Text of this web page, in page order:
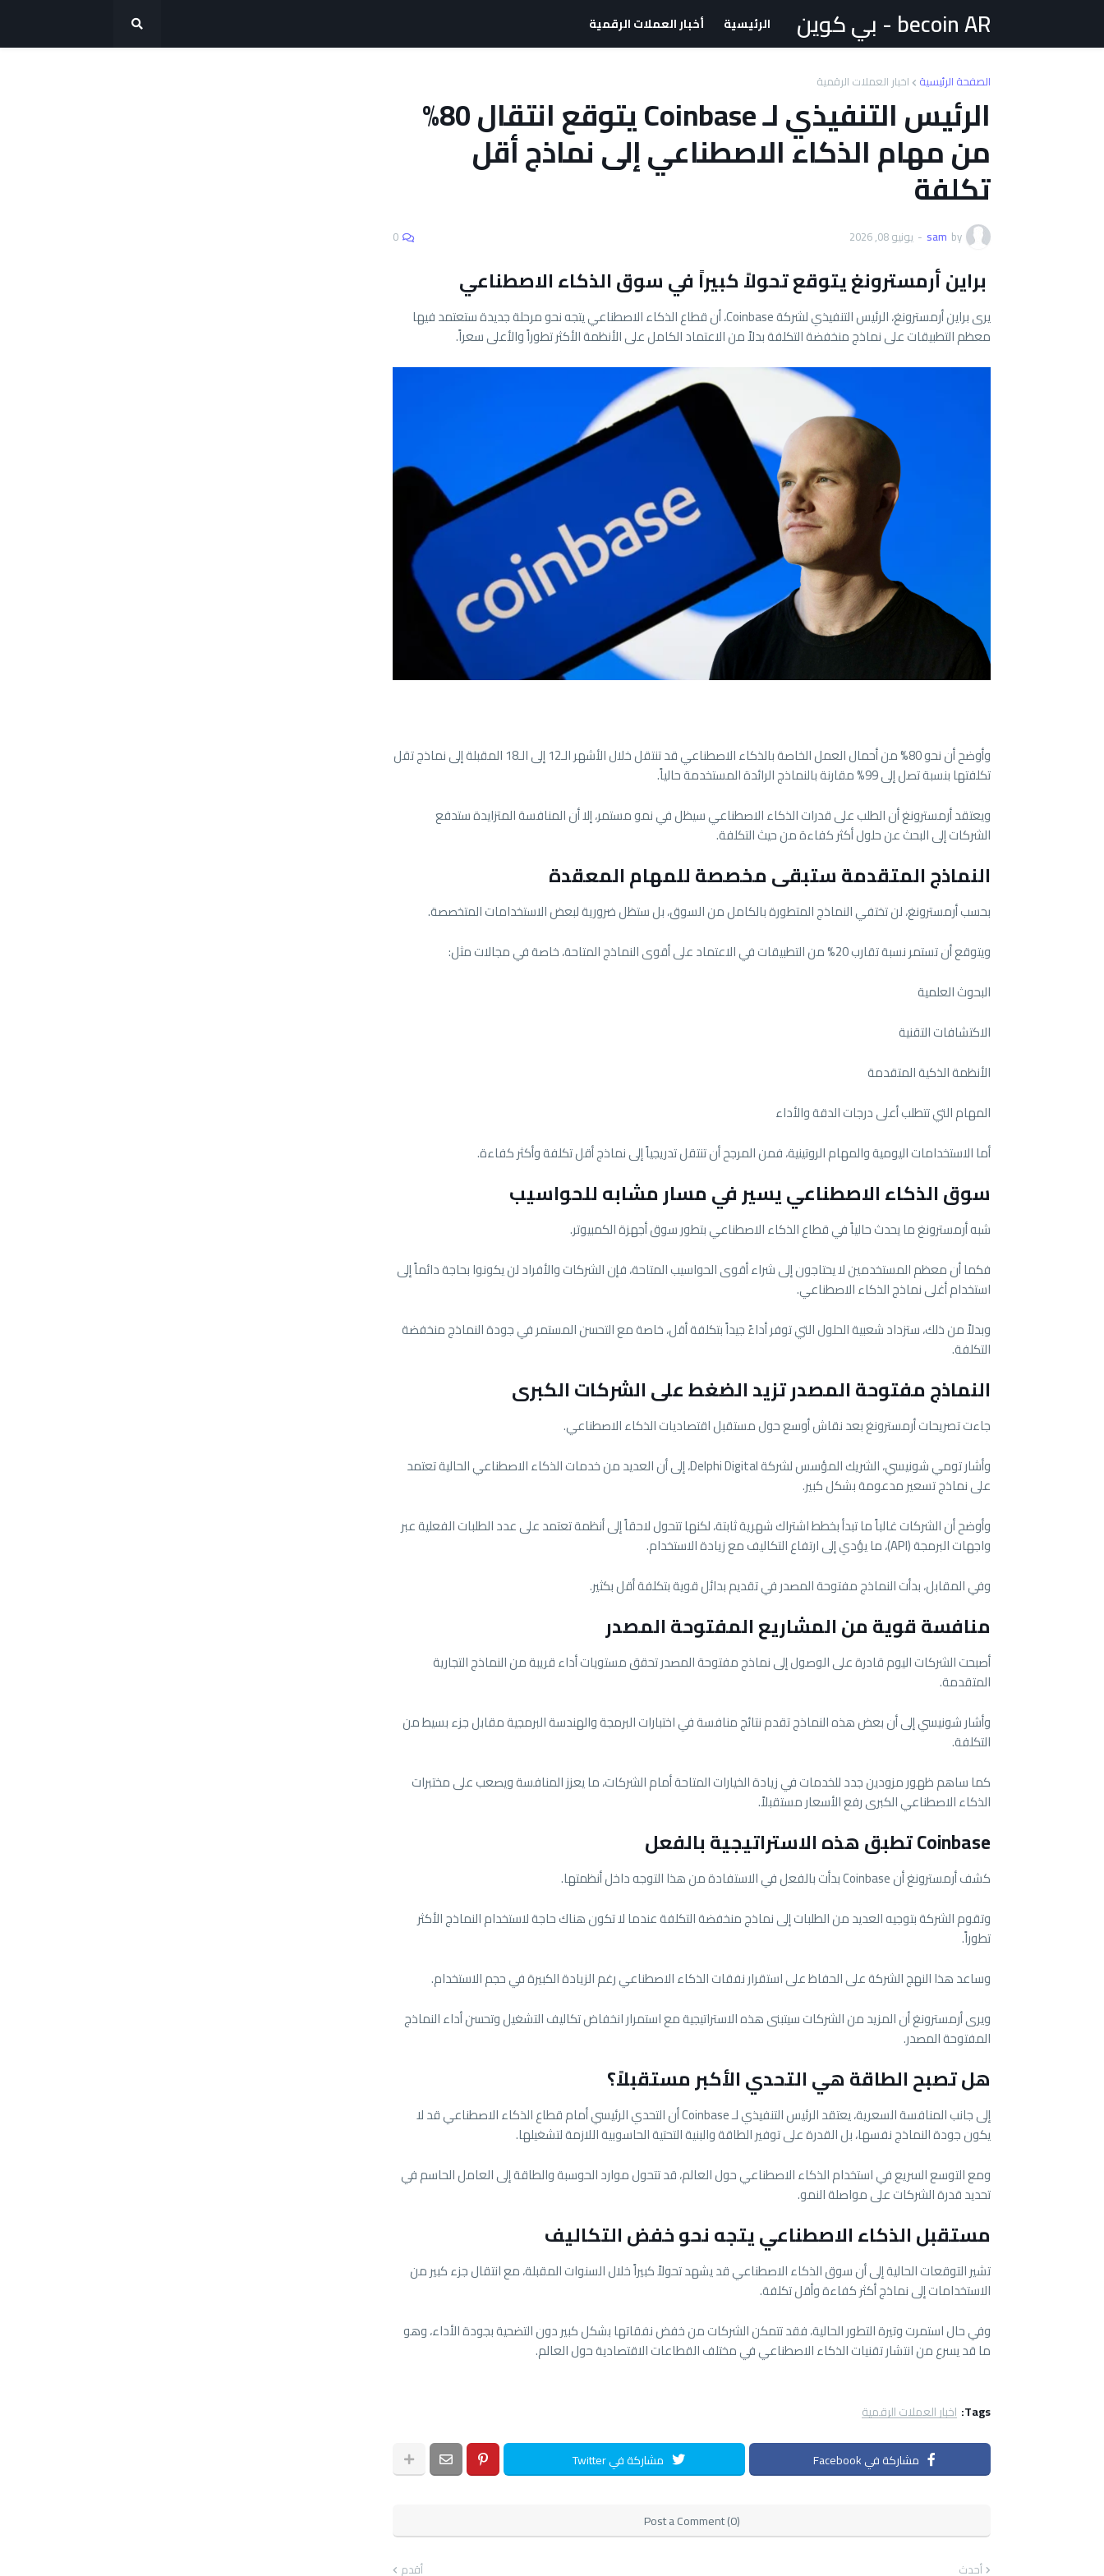
becoin AR - بي كوين الرئيسية أخبار العملات الرقمية
الصفحة الرئيسية اخبار العملات الرقمية
الرئيس التنفيذي لـ Coinbase يتوقع انتقال 80%
من مهام الذكاء الاصطناعي إلى نماذج أقل
تكلفة
by
sam
- يونيو 08, 2026 0
براين أرمسترونغ يتوقع تحولاً كبيراً في سوق الذكاء الاصطناعي
يرى براين أرمسترونغ، الرئيس التنفيذي لشركة Coinbase، أن قطاع الذكاء الاصطناعي يتجه نحو مرحلة جديدة ستعتمد فيها
معظم التطبيقات على نماذج منخفضة التكلفة بدلاً من الاعتماد الكامل على الأنظمة الأكثر تطوراً والأعلى سعراً.
وأوضح أن نحو 80% من أحمال العمل الخاصة بالذكاء الاصطناعي قد تنتقل خلال الأشهر الـ12 إلى الـ18 المقبلة إلى نماذج تقل
تكلفتها بنسبة تصل إلى 99% مقارنة بالنماذج الرائدة المستخدمة حالياً.
ويعتقد أرمسترونغ أن الطلب على قدرات الذكاء الاصطناعي سيظل في نمو مستمر، إلا أن المنافسة المتزايدة ستدفع
الشركات إلى البحث عن حلول أكثر كفاءة من حيث التكلفة.
النماذج المتقدمة ستبقى مخصصة للمهام المعقدة
بحسب أرمسترونغ، لن تختفي النماذج المتطورة بالكامل من السوق، بل ستظل ضرورية لبعض الاستخدامات المتخصصة.
ويتوقع أن تستمر نسبة تقارب 20% من التطبيقات في الاعتماد على أقوى النماذج المتاحة، خاصة في مجالات مثل:
البحوث العلمية
الاكتشافات التقنية
الأنظمة الذكية المتقدمة
المهام التي تتطلب أعلى درجات الدقة والأداء
أما الاستخدامات اليومية والمهام الروتينية، فمن المرجح أن تنتقل تدريجياً إلى نماذج أقل تكلفة وأكثر كفاءة.
سوق الذكاء الاصطناعي يسير في مسار مشابه للحواسيب
شبه أرمسترونغ ما يحدث حالياً في قطاع الذكاء الاصطناعي بتطور سوق أجهزة الكمبيوتر.
فكما أن معظم المستخدمين لا يحتاجون إلى شراء أقوى الحواسيب المتاحة، فإن الشركات والأفراد لن يكونوا بحاجة دائماً إلى
استخدام أغلى نماذج الذكاء الاصطناعي.
وبدلاً من ذلك، ستزداد شعبية الحلول التي توفر أداءً جيداً بتكلفة أقل، خاصة مع التحسن المستمر في جودة النماذج منخفضة
التكلفة.
النماذج مفتوحة المصدر تزيد الضغط على الشركات الكبرى
جاءت تصريحات أرمسترونغ بعد نقاش أوسع حول مستقبل اقتصاديات الذكاء الاصطناعي.
وأشار تومي شونيسي، الشريك المؤسس لشركة Delphi Digital، إلى أن العديد من خدمات الذكاء الاصطناعي الحالية تعتمد
على نماذج تسعير مدعومة بشكل كبير.
وأوضح أن الشركات غالباً ما تبدأ بخطط اشتراك شهرية ثابتة، لكنها تتحول لاحقاً إلى أنظمة تعتمد على عدد الطلبات الفعلية عبر
واجهات البرمجة (API)، ما يؤدي إلى ارتفاع التكاليف مع زيادة الاستخدام.
وفي المقابل، بدأت النماذج مفتوحة المصدر في تقديم بدائل قوية بتكلفة أقل بكثير.
منافسة قوية من المشاريع المفتوحة المصدر
أصبحت الشركات اليوم قادرة على الوصول إلى نماذج مفتوحة المصدر تحقق مستويات أداء قريبة من النماذج التجارية
المتقدمة.
وأشار شونيسي إلى أن بعض هذه النماذج تقدم نتائج منافسة في اختبارات البرمجة والهندسة البرمجية مقابل جزء بسيط من
التكلفة.
كما ساهم ظهور مزودين جدد للخدمات في زيادة الخيارات المتاحة أمام الشركات، ما يعزز المنافسة ويصعب على مختبرات
الذكاء الاصطناعي الكبرى رفع الأسعار مستقبلاً.
Coinbase تطبق هذه الاستراتيجية بالفعل
كشف أرمسترونغ أن Coinbase بدأت بالفعل في الاستفادة من هذا التوجه داخل أنظمتها.
وتقوم الشركة بتوجيه العديد من الطلبات إلى نماذج منخفضة التكلفة عندما لا تكون هناك حاجة لاستخدام النماذج الأكثر
تطوراً.
وساعد هذا النهج الشركة على الحفاظ على استقرار نفقات الذكاء الاصطناعي رغم الزيادة الكبيرة في حجم الاستخدام.
ويرى أرمسترونغ أن المزيد من الشركات سيتبنى هذه الاستراتيجية مع استمرار انخفاض تكاليف التشغيل وتحسن أداء النماذج
المفتوحة المصدر.
هل تصبح الطاقة هي التحدي الأكبر مستقبلاً؟
إلى جانب المنافسة السعرية، يعتقد الرئيس التنفيذي لـ Coinbase أن التحدي الرئيسي أمام قطاع الذكاء الاصطناعي قد لا
يكون جودة النماذج نفسها، بل القدرة على توفير الطاقة والبنية التحتية الحاسوبية اللازمة لتشغيلها.
ومع التوسع السريع في استخدام الذكاء الاصطناعي حول العالم، قد تتحول موارد الحوسبة والطاقة إلى العامل الحاسم في
تحديد قدرة الشركات على مواصلة النمو.
مستقبل الذكاء الاصطناعي يتجه نحو خفض التكاليف
تشير التوقعات الحالية إلى أن سوق الذكاء الاصطناعي قد يشهد تحولاً كبيراً خلال السنوات المقبلة، مع انتقال جزء كبير من
الاستخدامات إلى نماذج أكثر كفاءة وأقل تكلفة.
وفي حال استمرت وتيرة التطور الحالية، فقد تتمكن الشركات من خفض نفقاتها بشكل كبير دون التضحية بجودة الأداء، وهو
ما قد يسرع من انتشار تقنيات الذكاء الاصطناعي في مختلف القطاعات الاقتصادية حول العالم.
Tags: اخبار العملات الرقمية
مشاركة في Facebook مشاركة في Twitter
Post a Comment (0)
أحدث أقدم